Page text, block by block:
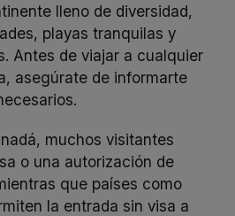
lleno de diversidad,
playas tranquilas y
Antes de viajar a cualquier
asegúrate de informarte
muchos visitantes
o una autorización de
que países como
la entrada sin visa a